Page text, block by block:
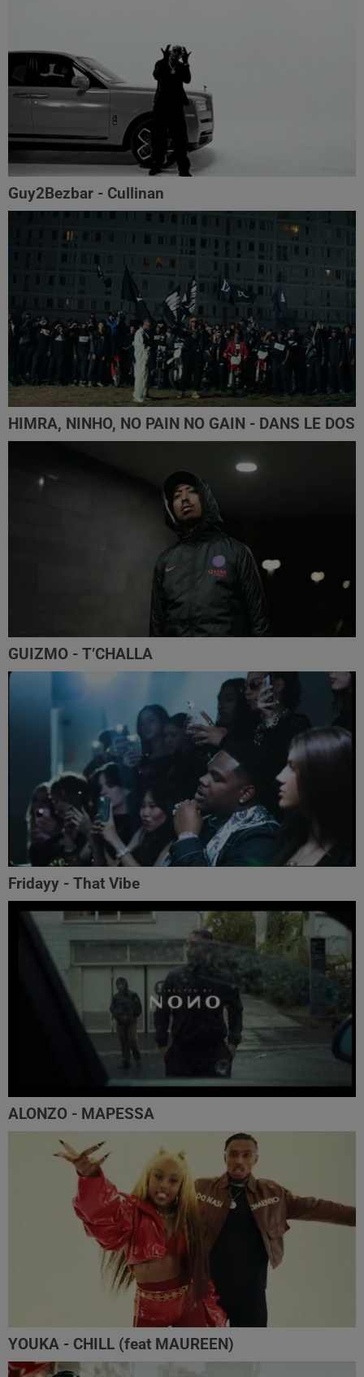
Guy2Bezbar - Cullinan
HIMRA, NINHO, NO PAIN NO GAIN - DANS LE DOS
GUIZMO - T’CHALLA
Fridayy - That Vibe
ALONZO - MAPESSA
YOUKA - CHILL (feat MAUREEN)